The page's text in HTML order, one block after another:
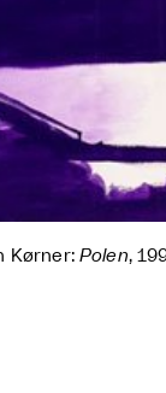
Kørner: Polen,